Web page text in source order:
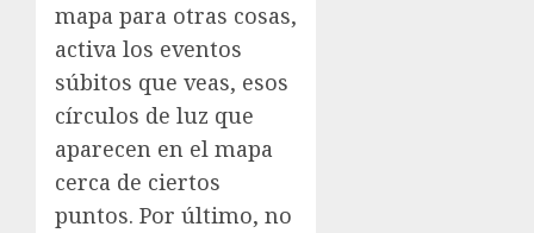
mapa para otras cosas,
activa los eventos
súbitos que veas, esos
círculos de luz que
aparecen en el mapa
cerca de ciertos
puntos. Por último, no